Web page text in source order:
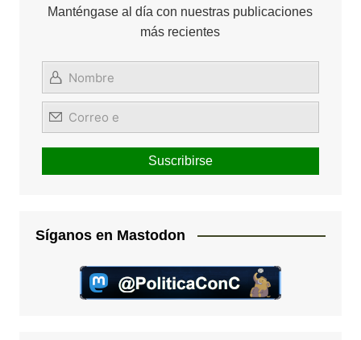
Manténgase al día con nuestras publicaciones
más recientes
Síganos en Mastodon